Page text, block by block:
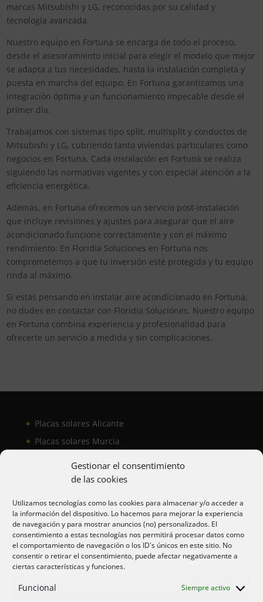
Gestionar el consentimiento
de las cookies
Utilizamos tecnologías como las cookies para almacenar y/o acceder a
la información del dispositivo. Lo hacemos para mejorar la experiencia
de navegación y para mostrar anuncios (no) personalizados. El
consentimiento a estas tecnologías nos permitirá procesar datos como
el comportamiento de navegación o los ID's únicos en este sitio. No
consentir o retirar el consentimiento, puede afectar negativamente a
ciertas características y funciones.
Funcional Siempre activo
marcas Mitsubishi y LG, reconocidas por su calidad y
tecnología avanzada.
Nuestro equipo en Fortuna se encarga de todo el proceso,
desde el asesoramiento inicial para elegir el modelo que mejor
se adapta a tus necesidades, hasta la instalación completa y
puesta en marcha del equipo. En Fortuna garantizamos una
integración óptima y un funcionamiento impecable desde el
primer día.
Trabajamos con sistemas tipo split, multisplit y conductos de
Mitsubishi y LG, cubriendo tanto viviendas particulares como
negocios en Fortuna. Cada instalación en Fortuna se realiza
siguiendo las normativas vigentes y con especial atención a la
eficiencia energética.
Además, en Fortuna ofrecemos un servicio post-instalación
que incluye revisiones y ajustes para asegurar que el aire
acondicionado funcione correctamente y con el máximo
rendimiento. En Floridia Soluciones en Fortuna nos
comprometemos a que tu inversión esté protegida y tu equipo
rinda al máximo.
Si estás pensando en instalar aire acondicionado en Fortuna,
no dudes en contactar con Floridia Soluciones. Nuestro equipo
en Fortuna combina experiencia y profesionalidad para
ofrecerte un servicio a medida y sin complicaciones.
Placas solares Alicante
Placas solares Murcia
Aire acondicionado Alicante
Aire acondicionador Murcia
Aire acondicionado San Juan